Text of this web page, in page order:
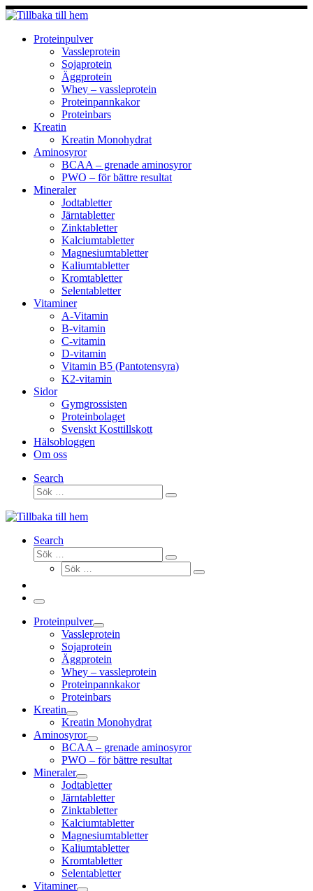
Hoppa
till
innehållProteinpulver
Vassleprotein
Sojaprotein
Äggprotein
Whey – vassleprotein
Proteinpannkakor
Proteinbars
Kreatin
Kreatin Monohydrat
Aminosyror
BCAA – grenade aminosyror
PWO – för bättre resultat
Mineraler
Jodtabletter
Järntabletter
Zinktabletter
Kalciumtabletter
Magnesiumtabletter
Kaliumtabletter
Kromtabletter
Selentabletter
Vitaminer
A-Vitamin
B-vitamin
C-vitamin
D-vitamin
Vitamin B5 (Pantotensyra)
K2-vitamin
Sidor
Gymgrossisten
Proteinbolaget
Svenskt Kosttillskott
Hälsobloggen
Om oss
Search
Sök
Sök
Search
Sök
Sök
Sök
Sök
Meny
Proteinpulver
Vassleprotein
Sojaprotein
Äggprotein
Whey – vassleprotein
Proteinpannkakor
Proteinbars
Kreatin
Kreatin Monohydrat
Aminosyror
BCAA – grenade aminosyror
PWO – för bättre resultat
Mineraler
Jodtabletter
Järntabletter
Zinktabletter
Kalciumtabletter
Magnesiumtabletter
Kaliumtabletter
Kromtabletter
Selentabletter
Vitaminer